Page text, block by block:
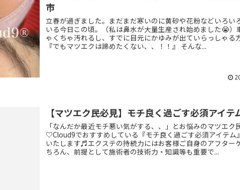
市
立春が過ぎました。まだまだ寒いのに黄砂や花粉などいろい
いる今日この頃。（私は鼻水が大量生産され始めました😭）
ゃくちゃ汚れるし、すでに目元にかゆみが出ていらっしゃる
『でもマツエクは諦めたくない、、！！』 そんな...
【マツエク民必見】モチ良く過ごす必須アイテ
「なんだか最近モチ悪い気がする、、」とお悩みのマツエク
♡Cloud9でおすすめしている『モチ良く過ごす必須アイテム
いたします♬エクステの持続力にはお客様ご自身のアフター
ちろん、前提として施術者の技術力・知識等も重要で...